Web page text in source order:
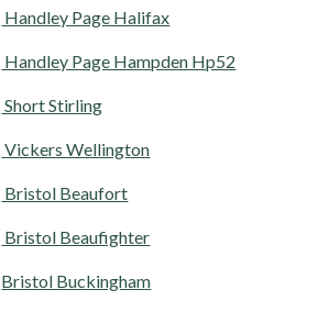
Handley Page Halifax
Handley Page Hampden Hp52
Short Stirling
Vickers Wellington
Bristol Beaufort
Bristol Beaufighter
Bristol Buckingham